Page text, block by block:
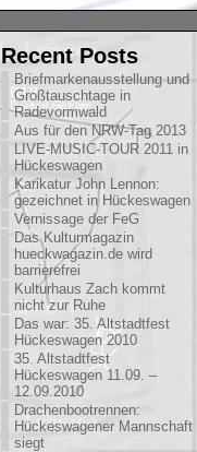
Recent Posts
Briefmarkenausstellung und
Großtauschtage in
Radevormwald
Aus für den NRW-Tag 2013
LIVE-MUSIC-TOUR 2011 in
Hückeswagen
Karikatur John Lennon:
gezeichnet in Hückeswagen
Vernissage der FeG
Das Kulturmagazin
hueckwagazin.de wird
barrierefrei
Kulturhaus Zach kommt
nicht zur Ruhe
Das war: 35. Altstadtfest
Hückeswagen 2010
35. Altstadtfest
Hückeswagen 11.09. –
12.09.2010
Drachenbootrennen:
Hückeswagener Mannschaft
siegt